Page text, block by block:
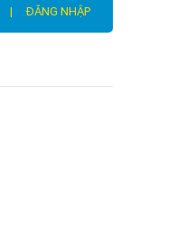
| ĐĂNG NHẬP